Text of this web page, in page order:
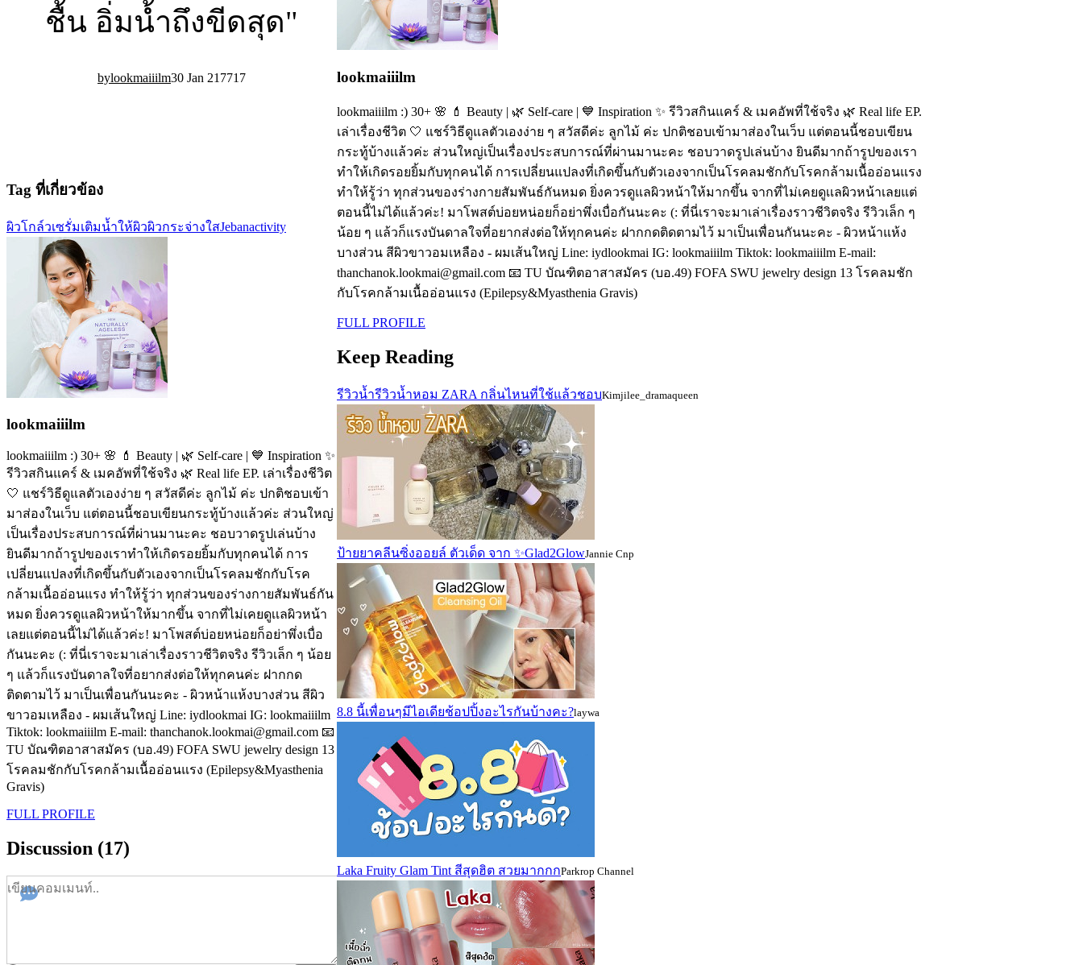
ชื้น อิ่มน้ำถึงขีดสุด"
lookmaiiilm30 Jan 21 7717
Tag ที่เกี่ยวข้อง
ผิวโกล์วเซรั่มเติมน้ำให้ผิวผิวกระจ่างใสJebanactivity
lookmaiiilm
lookmaiiilm :) 30+ 🌸 💄 Beauty | 🌿 Self-care | 💙 Inspiration ✨
รีวิวสกินแคร์ & เมคอัพที่ใช้จริง 🌿 Real life EP. เล่าเรื่องชีวิต
🤍 แชร์วิธีดูแลตัวเองง่าย ๆ สวัสดีค่ะ ลูกไม้ ค่ะ ปกติชอบเข้า
มาส่องในเว็บ แต่ตอนนี้ชอบเขียนกระทู้บ้างเเล้วค่ะ ส่วนใหญ่
เป็นเรื่องประสบการณ์ที่ผ่านมานะคะ ชอบวาดรูปเล่นบ้าง
ยินดีมากถ้ารูปของเราทำให้เกิดรอยยิ้มกับทุกคนได้ การ
เปลี่ยนแปลงที่เกิดขึ้นกับตัวเองจากเป็นโรคลมชักกับโรค
กล้ามเนื้ออ่อนแรง ทำให้รู้ว่า ทุกส่วนของร่างกายสัมพันธ์กัน
หมด ยิ่งควรดูแลผิวหน้าให้มากขึ้น จากที่ไม่เคยดูเเลผิวหน้า
เลยแต่ตอนนี้ไม่ได้แล้วค่ะ! มาโพสต์บ่อยหน่อยก็อย่าพึ่งเบื่อ
กันนะคะ (: ที่นี่เราจะมาเล่าเรื่องราวชีวิตจริง รีวิวเล็ก ๆ น้อย
ๆ แล้วก็แรงบันดาลใจที่อยากส่งต่อให้ทุกคนค่ะ ฝากกด
ติดตามไว้ มาเป็นเพื่อนกันนะคะ - ผิวหน้าแห้งบางส่วน สีผิว
ขาวอมเหลือง - ผมเส้นใหญ่ Line: iydlookmai IG: lookmaiiilm
Tiktok: lookmaiiilm E-mail: thanchanok.lookmai@gmail.com 📧
TU บัณฑิตอาสาสมัคร (บอ.49) FOFA SWU jewelry design 13
โรคลมชักกับโรคกล้ามเนื้ออ่อนแรง (Epilepsy&Myasthenia
Gravis)
FULL PROFILE
Discussion (17)
lookmaiiilm
lookmaiiilm :) 30+ 🌸 💄 Beauty | 🌿 Self-care | 💙 Inspiration ✨ รีวิวสกินแคร์ & เมคอัพที่ใช้จริง 🌿 Real life EP.
เล่าเรื่องชีวิต 🤍 แชร์วิธีดูแลตัวเองง่าย ๆ สวัสดีค่ะ ลูกไม้ ค่ะ ปกติชอบเข้ามาส่องในเว็บ แต่ตอนนี้ชอบเขียน
กระทู้บ้างเเล้วค่ะ ส่วนใหญ่เป็นเรื่องประสบการณ์ที่ผ่านมานะคะ ชอบวาดรูปเล่นบ้าง ยินดีมากถ้ารูปของเรา
ทำให้เกิดรอยยิ้มกับทุกคนได้ การเปลี่ยนแปลงที่เกิดขึ้นกับตัวเองจากเป็นโรคลมชักกับโรคกล้ามเนื้ออ่อนแรง
ทำให้รู้ว่า ทุกส่วนของร่างกายสัมพันธ์กันหมด ยิ่งควรดูแลผิวหน้าให้มากขึ้น จากที่ไม่เคยดูเเลผิวหน้าเลยแต่
ตอนนี้ไม่ได้แล้วค่ะ! มาโพสต์บ่อยหน่อยก็อย่าพึ่งเบื่อกันนะคะ (: ที่นี่เราจะมาเล่าเรื่องราวชีวิตจริง รีวิวเล็ก ๆ
น้อย ๆ แล้วก็แรงบันดาลใจที่อยากส่งต่อให้ทุกคนค่ะ ฝากกดติดตามไว้ มาเป็นเพื่อนกันนะคะ - ผิวหน้าแห้ง
บางส่วน สีผิวขาวอมเหลือง - ผมเส้นใหญ่ Line: iydlookmai IG: lookmaiiilm Tiktok: lookmaiiilm E-mail:
thanchanok.lookmai@gmail.com 📧 TU บัณฑิตอาสาสมัคร (บอ.49) FOFA SWU jewelry design 13 โรคลมชัก
กับโรคกล้ามเนื้ออ่อนแรง (Epilepsy&Myasthenia Gravis)
FULL PROFILE
Keep Reading
รีวิวน้ำรีวิวน้ำหอม ZARA กลิ่นไหนที่ใช้แล้วชอบKimjilee_dramaqueen
ป้ายยาคลีนซิ่งออยล์ ตัวเด็ด จาก ✨Glad2GlowJannie Cnp
8.8 นี้เพื่อนๆมีไอเดียช้อปปิ้งอะไรกันบ้างคะ?laywa
Laka Fruity Glam Tint สีสุดฮิต สวยมากกกParkrop Channel